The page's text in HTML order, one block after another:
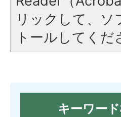
リックして、
トールしてくだ
キーワー